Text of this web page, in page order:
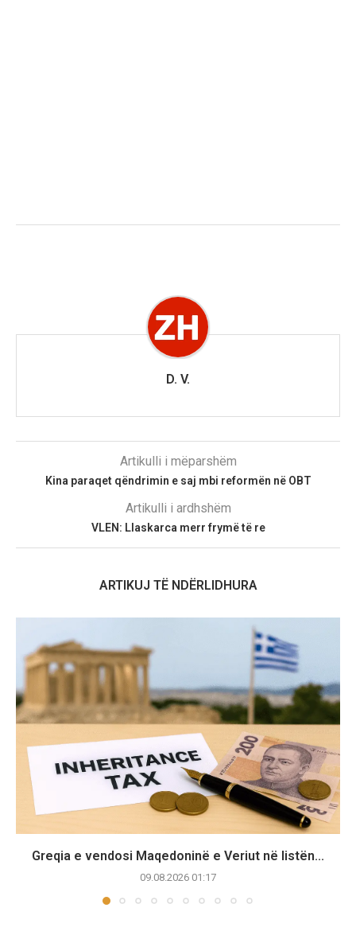
D. V.
Artikulli i mëparshëm
Kina paraqet qëndrimin e saj mbi reformën në OBT
Artikulli i ardhshëm
VLEN: Llaskarca merr frymë të re
ARTIKUJ TË NDËRLIDHURA
Greqia e vendosi Maqedoninë e Veriut në listën...
09.08.2026 01:17